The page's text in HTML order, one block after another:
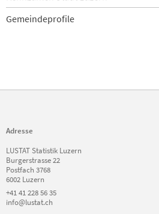
Gemeindeprofile
Adresse
LUSTAT Statistik Luzern
Burgerstrasse 22
Postfach 3768
6002 Luzern
+41 41 228 56 35
info@lustat.ch